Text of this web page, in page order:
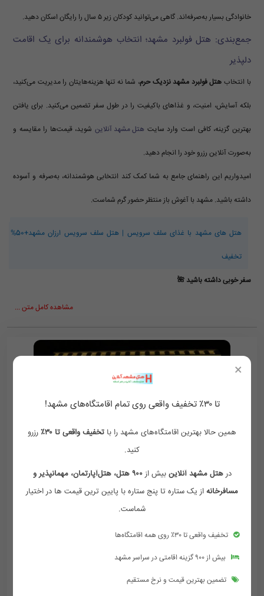
خانوادگی بسیار به‌صرفه‌اند. گاهی می‌توانید کودکان زیر ۵ سال را رایگان اسکان دهید.
جمع‌بندی: هتل فولبرد مشهد؛ انتخاب هوشمندانه برای یک اقامت
دلپذیر
با انتخاب هتل فولبرد مشهد نزدیک حرم، شما نه تنها هزینه‌هایتان را مدیریت می‌کنید،
بلکه آسایش، امنیت، و غذاهای باکیفیت را در طول سفر تضمین می‌کنید. برای یافتن
بهترین گزینه، کافی است وارد سایت هتل مشهد آنلاین شوید، قیمت‌ها را مقایسه و
به‌صورت آنلاین رزرو خود را انجام دهید.
امیدواریم این راهنمای جامع به شما کمک کند انتخابی هوشمندانه، به‌صرفه و آسوده
داشته باشید. مشهد با آغوش باز منتظر حضور گرم شماست.
هتل های مشهد با غذای سلف سرویس | هتل سلف سرویس ارزان مشهد+50%
تخفیف
سفر خوبی داشته باشید 🌺
مشاهده کامل متن ...
مشهد - خیابان امام رضا - امام رضا 16 - پلاک 7
589,000
×
تا ۳۰٪ تخفیف واقعی روی تمام اقامتگاه‌های مشهد!
همین حالا بهترین اقامتگاه‌های مشهد را با تخفیف واقعی تا ۳۰٪
رزرو
کنید.
درهتل مشهد آنلاین بیش از
۹۰۰ هتل، هتل‌آپارتمان، مهمانپذیر و
مسافرخانه از یک ستاره تا پنج ستاره با پایین ترین قیمت ها در اختیار
شماست.
تخفیف واقعی تا ۳۰٪ روی همه اقامتگاه‌ها
بیش از ۹۰۰ گزینه اقامتی در سراسر مشهد
تضمین بهترین قیمت و نرخ مستقیم